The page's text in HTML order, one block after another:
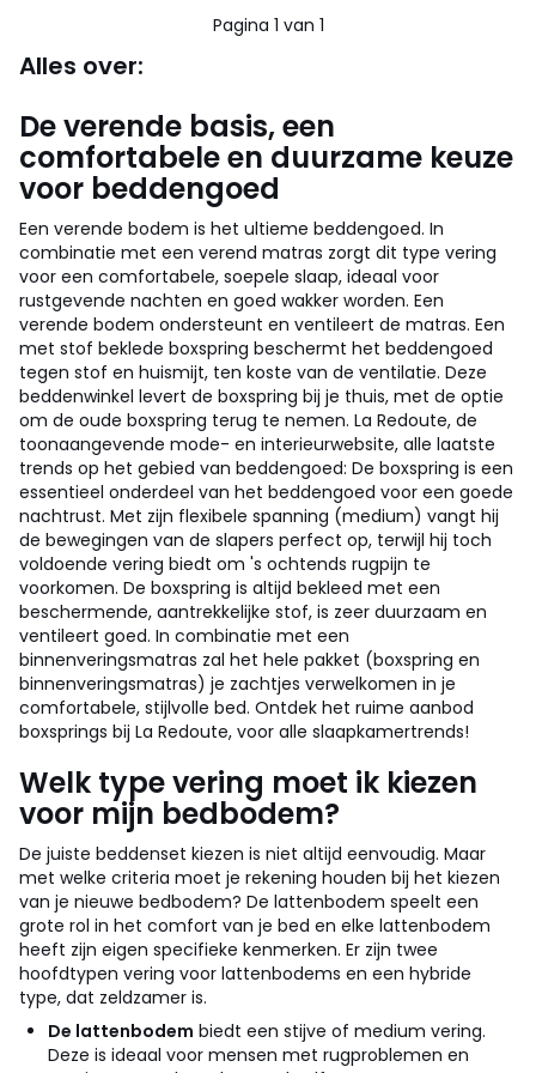
Pagina 1 van 1
Alles over:
De verende basis, een
comfortabele en duurzame keuze
voor beddengoed
Een verende bodem is het ultieme beddengoed. In
combinatie met een verend matras zorgt dit type vering
voor een comfortabele, soepele slaap, ideaal voor
rustgevende nachten en goed wakker worden. Een
verende bodem ondersteunt en ventileert de matras. Een
met stof beklede boxspring beschermt het beddengoed
tegen stof en huismijt, ten koste van de ventilatie. Deze
beddenwinkel levert de boxspring bij je thuis, met de optie
om de oude boxspring terug te nemen. La Redoute, de
toonaangevende mode- en interieurwebsite, alle laatste
trends op het gebied van beddengoed: De boxspring is een
essentieel onderdeel van het beddengoed voor een goede
nachtrust. Met zijn flexibele spanning (medium) vangt hij
de bewegingen van de slapers perfect op, terwijl hij toch
voldoende vering biedt om 's ochtends rugpijn te
voorkomen. De boxspring is altijd bekleed met een
beschermende, aantrekkelijke stof, is zeer duurzaam en
ventileert goed. In combinatie met een
binnenveringsmatras zal het hele pakket (boxspring en
binnenveringsmatras) je zachtjes verwelkomen in je
comfortabele, stijlvolle bed. Ontdek het ruime aanbod
boxsprings bij La Redoute, voor alle slaapkamertrends!
Welk type vering moet ik kiezen
voor mijn bedbodem?
De juiste beddenset kiezen is niet altijd eenvoudig. Maar
met welke criteria moet je rekening houden bij het kiezen
van je nieuwe bedbodem? De lattenbodem speelt een
grote rol in het comfort van je bed en elke lattenbodem
heeft zijn eigen specifieke kenmerken. Er zijn twee
hoofdtypen vering voor lattenbodems en een hybride
type, dat zeldzamer is.
De lattenbodem biedt een stijve of medium vering.
Deze is ideaal voor mensen met rugproblemen en